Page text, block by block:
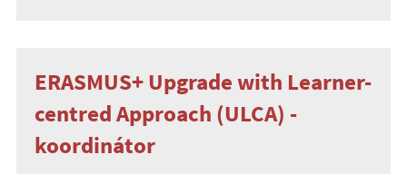
ERASMUS+ Upgrade with Learner-
centred Approach (ULCA) -
koordinátor